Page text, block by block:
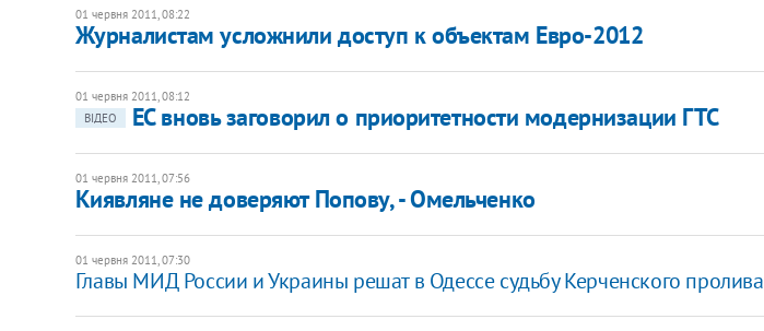
01 червня 2011, 08:22
Журналистам усложнили доступ к объектам Евро-2012
01 червня 2011, 08:12
ВІДЕО
ЕС вновь заговорил о приоритетности модернизации ГТС
01 червня 2011, 07:56
Киявляне не доверяют Попову, - Омельченко
01 червня 2011, 07:30
Главы МИД России и Украины решат в Одессе судьбу Керченского пролива